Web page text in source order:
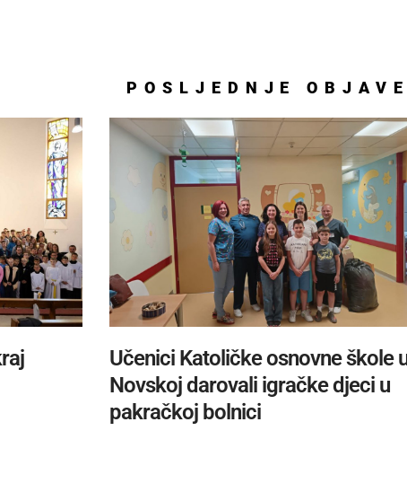
POSLJEDNJE OBJAVE
Učenici Katoličke osnovne škole
Novskoj darovali igračke djeci u
pakračkoj bolnici